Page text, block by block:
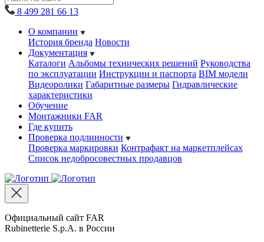
8 499 281 66 13
О компании
История бренда Новости
Документация
Каталоги Альбомы технических решений Руководства
по эксплуатации Инструкции и паспорта BIM модели
Видеоролики Габаритные размеры Гидравлические
характеристики
Обучение
Монтажники FAR
Где купить
Проверка подлинности
Проверка маркировки Контрафакт на маркетплейсах
Cписок недобросовестных продавцов
Официальный сайт FAR
Rubinetterie S.p.A. в России